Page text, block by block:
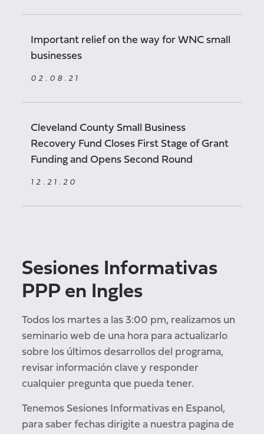
Important relief on the way for WNC small
businesses
02.08.21
Cleveland County Small Business
Recovery Fund Closes First Stage of Grant
Funding and Opens Second Round
12.21.20
Sesiones Informativas
PPP en Ingles
Todos los martes a las 3:00 pm, realizamos un
seminario web de una hora para actualizarlo
sobre los últimos desarrollos del programa,
revisar información clave y responder
cualquier pregunta que pueda tener.
Tenemos Sesiones Informativas en Espanol,
para saber fechas dirigite a nuestra pagina de